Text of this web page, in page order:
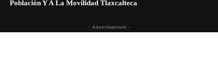
Población Y A La Movilidad Tlaxcalteca
- Advertisement -